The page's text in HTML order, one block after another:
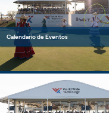
Calendario de Eventos